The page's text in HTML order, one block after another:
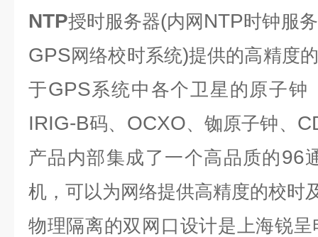
NTP授时服务器(内网 NTP时钟服
GPS网络校时系统)提供的高精度
于GPS系统中各个卫星的原子钟
IRIG-B码、 OCXO、铷原子钟、
产品内部集成了一个高品质的96
机，可以为网络提供高精度的校时
物理隔离的双网口设计是上海锐